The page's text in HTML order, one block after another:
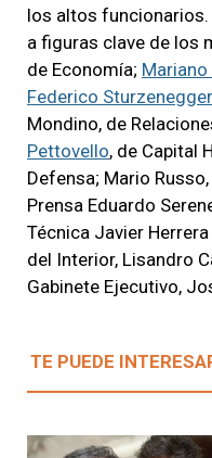
los altos
a figuras clave de los
de Economía; Mariano
Federico Sturzenegger
Mondino, de
Pettovello, de Capital
Defensa; Mario
Prensa Eduardo
Técnica Javier
del Interior, Lisandro
Gabinete Ejecutivo,
TE PUEDE